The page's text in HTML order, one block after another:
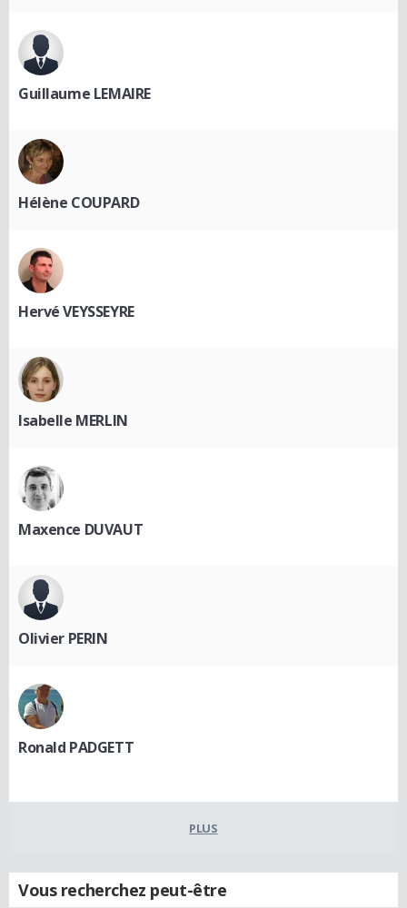
Guillaume LEMAIRE
Hélène COUPARD
Hervé VEYSSEYRE
Isabelle MERLIN
Maxence DUVAUT
Olivier PERIN
Ronald PADGETT
PLUS
Vous recherchez peut-être